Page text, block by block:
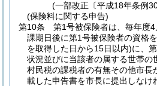
(一部改正〔平成18年条例
(保険料に関する申告)
第10条
第1号被保険者は、毎年度
課期日後に第1号被保険者の資格
を取得した日から15日以内)に、
状況並びに当該者の属する世帯の
村民税の課税者の有無その他市長
載した申告書を市長に提出しなけ